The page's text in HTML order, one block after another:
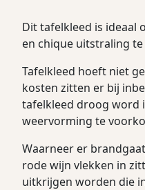
Dit tafelkleed is ideaal
en chique uitstraling te
Tafelkleed hoeft niet
kosten zitten er bij
tafelkleed droog word
weervorming te
Waarneer er
rode wijn vlekken in
uitkrijgen worden die